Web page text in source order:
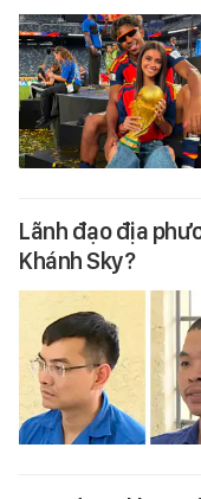
Lãnh đạo địa
Khánh Sky?